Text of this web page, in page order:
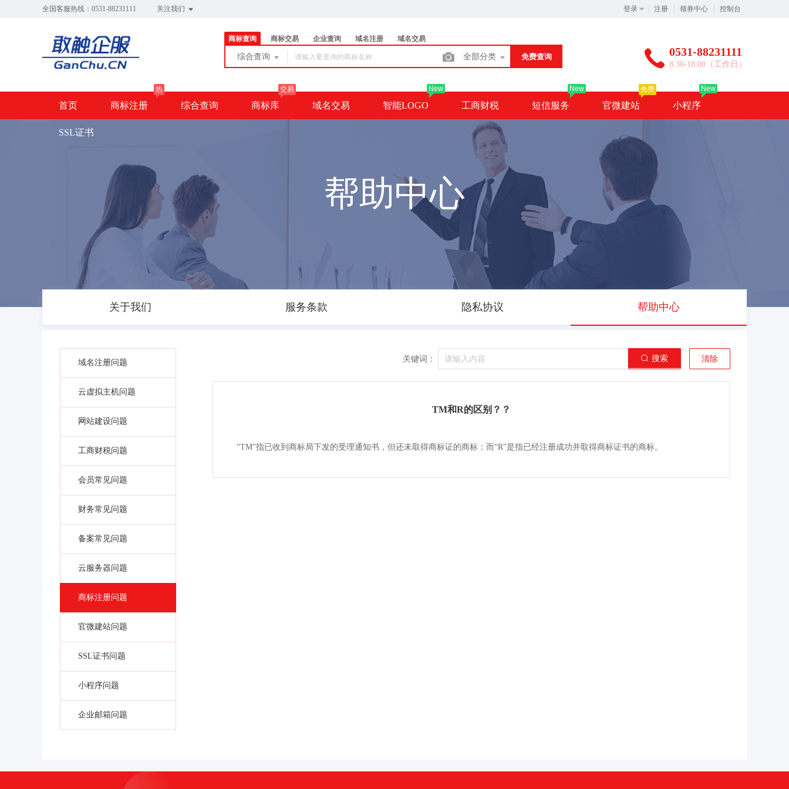
全国客服热线：0531-88231111 关注我们 登录 注册 领券中心 控制台
商标查询 商标交易 企业查询 域名注册 域名交易
综合查询 全部分类 免费查询 0531-88231111
8:30-18:00（工作日）
首页 商标注册
热
综合查询 商标库
交易
域名交易 智能LOGO
New
工商财税 短信服务
New
官微建站
免费
小程序
New
SSL证书
帮助中心
关于我们 服务条款 隐私协议 帮助中心
域名注册问题
云虚拟主机问题
网站建设问题
工商财税问题
会员常见问题
财务常见问题
备案常见问题
云服务器问题
商标注册问题
官微建站问题
SSL证书问题
小程序问题
企业邮箱问题
关键词： 搜索 清除
TM和R的区别？？
“TM”指已收到商标局下发的受理通知书，但还未取得商标证的商标；而“R”是指已经注册成功并取得商标证书的商标。